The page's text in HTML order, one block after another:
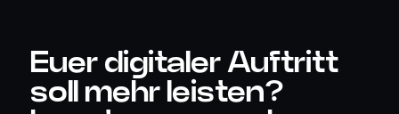
Euer digitaler Auftritt
soll mehr leisten?